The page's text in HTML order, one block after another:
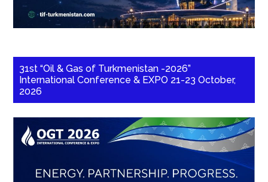
31st “Oil & Gas of Turkmenistan -2026”
International Conference & EXPO 21-23 October,
2026